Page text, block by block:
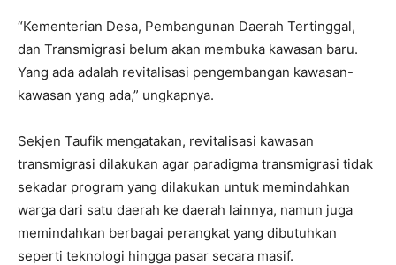
“Kementerian Desa, Pembangunan Daerah Tertinggal,
dan Transmigrasi belum akan membuka kawasan baru.
Yang ada adalah revitalisasi pengembangan kawasan-
kawasan yang ada,” ungkapnya.
Sekjen Taufik mengatakan, revitalisasi kawasan
transmigrasi dilakukan agar paradigma transmigrasi tidak
sekadar program yang dilakukan untuk memindahkan
warga dari satu daerah ke daerah lainnya, namun juga
memindahkan berbagai perangkat yang dibutuhkan
seperti teknologi hingga pasar secara masif.